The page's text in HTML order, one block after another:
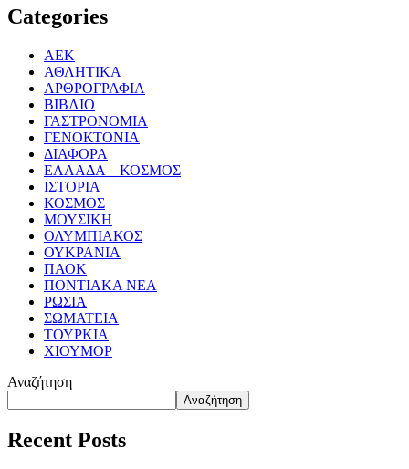
Categories
ΑΕΚ
ΑΘΛΗΤΙΚΑ
ΑΡΘΡΟΓΡΑΦΙΑ
ΒΙΒΛΙΟ
ΓΑΣΤΡΟΝΟΜΙΑ
ΓΕΝΟΚΤΟΝΙΑ
ΔΙΑΦΟΡΑ
ΕΛΛΑΔΑ – ΚΟΣΜΟΣ
ΙΣΤΟΡΙΑ
ΚΟΣΜΟΣ
ΜΟΥΣΙΚΗ
ΟΛΥΜΠΙΑΚΟΣ
ΟΥΚΡΑΝΙΑ
ΠΑΟΚ
ΠΟΝΤΙΑΚΑ ΝΕΑ
ΡΩΣΙΑ
ΣΩΜΑΤΕΙΑ
ΤΟΥΡΚΙΑ
ΧΙΟΥΜΟΡ
Αναζήτηση
Αναζήτηση
Recent Posts